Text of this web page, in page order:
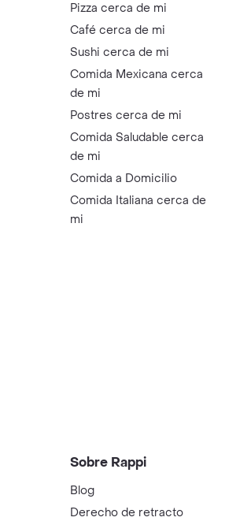
Pizza cerca de mi
Café cerca de mi
Sushi cerca de mi
Comida Mexicana cerca
de mi
Postres cerca de mi
Comida Saludable cerca
de mi
Comida a Domicilio
Comida Italiana cerca de
mi
Sobre Rappi
Blog
Derecho de retracto